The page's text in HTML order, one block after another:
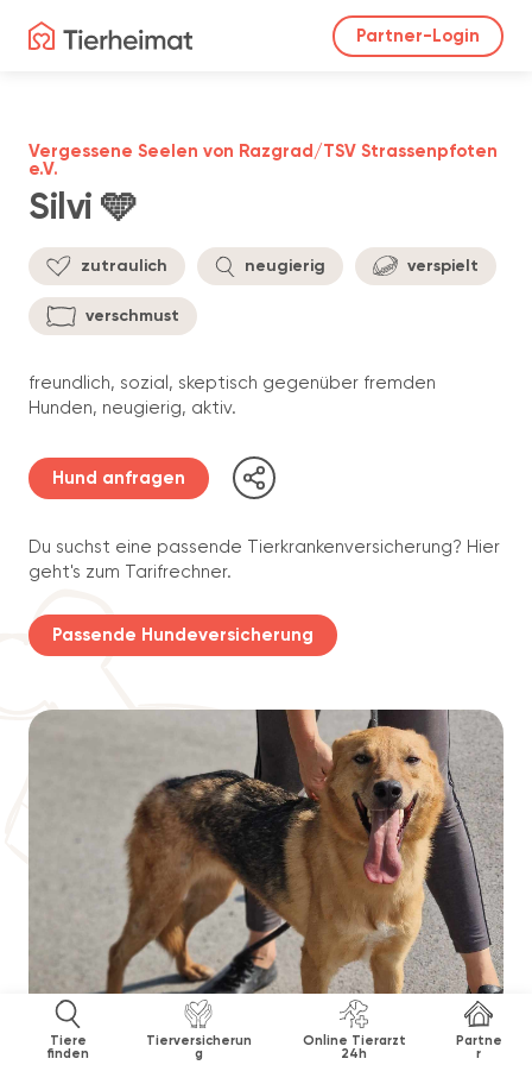
Partner-Login
Tiere
finden
Tierversicherun
g
Online Tierarzt
24h
Partne
r
Silvi 🩵
Vergessene Seelen von Razgrad/TSV Strassenpfoten
e.V.
zutraulich neugierig verspielt
verschmust
freundlich, sozial, skeptisch gegenüber fremden
Hunden, neugierig, aktiv.
Hund anfragen
Du suchst eine passende Tierkrankenversicherung? Hier
geht's zum Tarifrechner.
Passende Hundeversicherung